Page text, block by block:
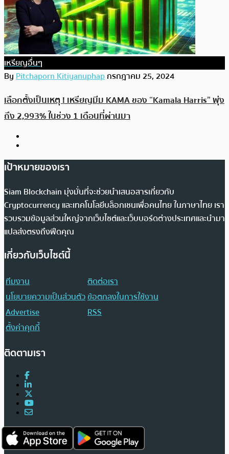
เหรียญอื่นๆ
ByPitchaporn Kitiyanuphapกรกฎาคม 25, 2024
เลือกตั้งเป็นเหตุ ! เหรียญมีม KAMA ของ “Kamala Harris” พุ่ง
ถึง 2,993% ในช่วง 1 เดือนที่ผ่านมา
เป้าหมายของเรา
Siam Blockchain มุ่งมั่นที่จะช่วยนำเสนอสารเกี่ยวกับ
Cryptocurrency และเทคโนโลยีบล็อกเชนเพื่อคนไทย ในภาษาไทย เรา
รวบรวมข้อมูลส่วนใหญ่จากเว็บไซต์และเว็บบอร์ดต่างประเทศและนำมา
แปลส่งตรงถึงฟีดคุณ
เกี่ยวกับเว็บไซต์นี้
ทีมงาน
ติดต่อเรา
นโยบายความเป็นส่วนตัวข้อตกลงในการใช้งาน
Advertise
RSS
ตั้งค่าคุกกี้
ติดตามเรา